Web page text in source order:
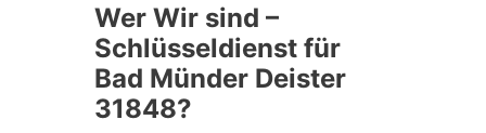
Wer Wir sind –
Schlüsseldienst für
Bad Münder Deister
31848?